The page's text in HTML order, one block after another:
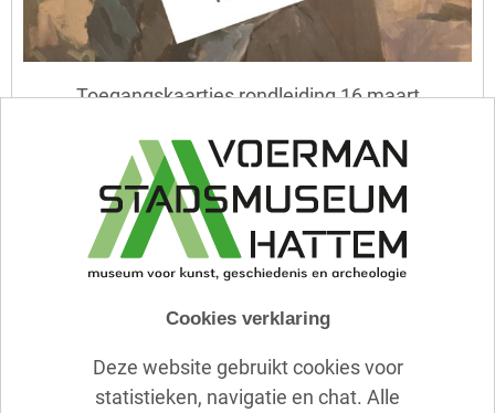
Toegangskaartjes rondleiding 16 maart
Uitverkocht
Cookies verklaring
Deze website gebruikt cookies voor
statistieken, navigatie en chat. Alle